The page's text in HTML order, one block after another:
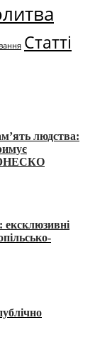
Статті
людства:
ЮНЕСКО